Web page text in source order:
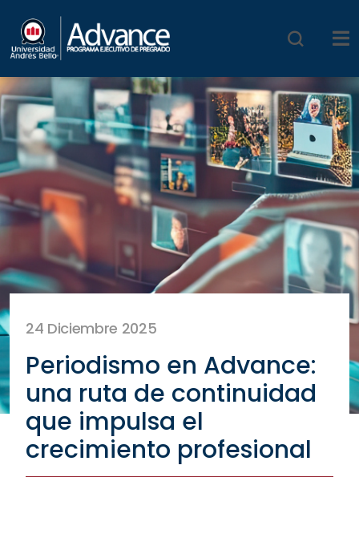
24 Diciembre 2025
Periodismo en Advance:
una ruta de continuidad
que impulsa el
crecimiento profesional